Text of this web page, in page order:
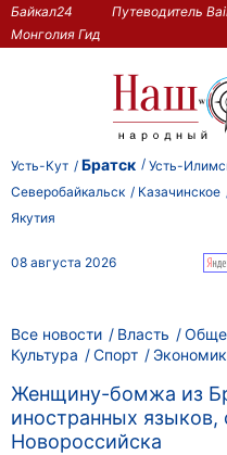
Байкал24 Путеводитель
Монголия Гид
Усть-Кут Братск Усть-
Северобайкальск
Казачинское
Якутия
08 августа 2026
Все новости Власть
Культура Спорт
Женщину-бомжа из
иностранных языков,
Новороссийска